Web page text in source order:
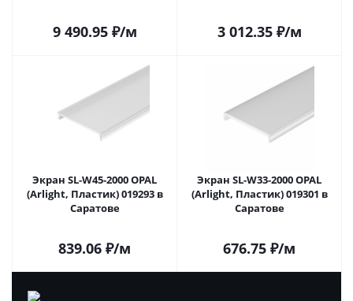
9 490.95₽/м 3 012.35₽/м
Экран SL-W45-2000 OPAL
(Arlight, Пластик) 019293 в
Саратове
839.06 ₽/м
Экран SL-W33-2000 OPAL
(Arlight, Пластик) 019301 в
Саратове
676.75 ₽/м